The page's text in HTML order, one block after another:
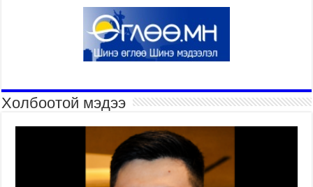
Холбоотой мэдээ